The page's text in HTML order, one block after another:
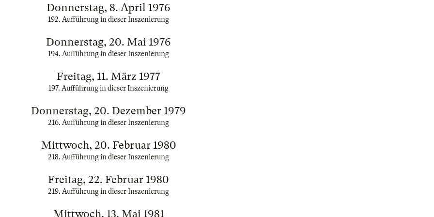
Donnerstag, 8. April 1976
192. Aufführung in dieser Inszenierung
Donnerstag, 20. Mai 1976
194. Aufführung in dieser Inszenierung
Freitag, 11. März 1977
197. Aufführung in dieser Inszenierung
Donnerstag, 20. Dezember 1979
216. Aufführung in dieser Inszenierung
Mittwoch, 20. Februar 1980
218. Aufführung in dieser Inszenierung
Freitag, 22. Februar 1980
219. Aufführung in dieser Inszenierung
Mittwoch, 13. Mai 1981